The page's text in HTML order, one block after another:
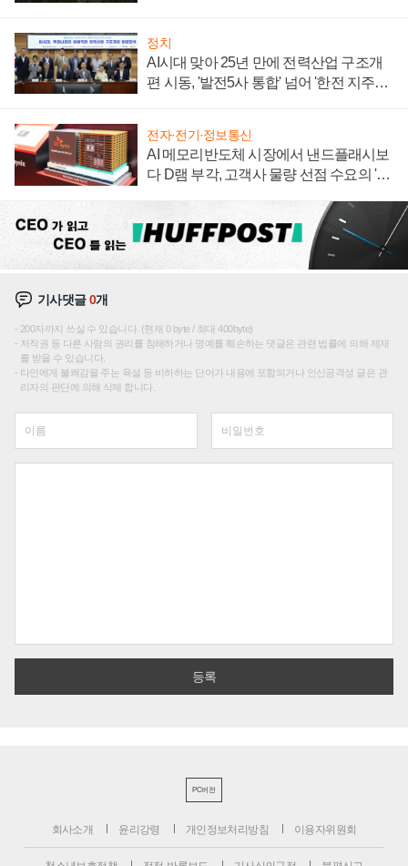
정치
AI시대 맞아 25년 만에 전력산업 구조개
편 시동, '발전5사 통합' 넘어 '한전 지주사'
전자·전기·정보통신
AI 메모리반도체 시장에서 낸드플래시보
다 D램 부각, 고객사 물량 선점 수요의 '우
기사댓글0개
200자까지 쓰실 수 있습니다. (현재 0 byte / 최대 400byte)
저작권 등 다른 사람의 권리를 침해하거나 명예를 훼손하는 댓글은 관련 법률에 의해 제재
를 받을 수 있습니다.
타인에게 불쾌감을 주는 욕설 등 비하하는 단어가 내용에 포함되거나 인신공격성 글은 관
리자의 판단에 의해 삭제 합니다.
PC버전
회사소개 윤리강령 개인정보처리방침 이용자위원회